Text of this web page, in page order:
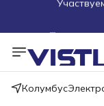
Колумбус